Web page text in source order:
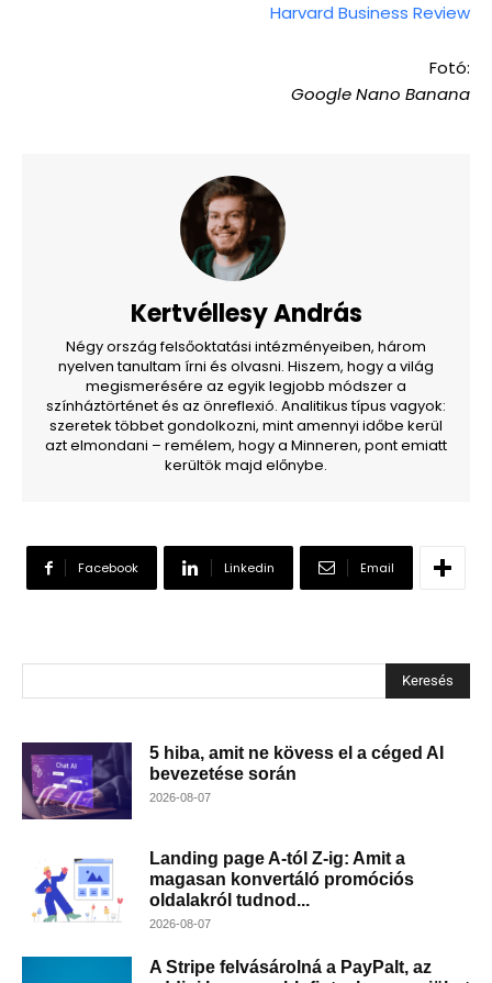
Harvard Business Review
Fotó:
Google Nano Banana
Kertvéllesy András
Négy ország felsőoktatási intézményeiben, három
nyelven tanultam írni és olvasni. Hiszem, hogy a világ
megismerésére az egyik legjobb módszer a
színháztörténet és az önreflexió. Analitikus típus vagyok:
szeretek többet gondolkozni, mint amennyi időbe kerül
azt elmondani – remélem, hogy a Minneren, pont emiatt
kerültök majd előnybe.
Facebook Linkedin Email
Keresés
5 hiba, amit ne kövess el a céged AI
bevezetése során
2026-08-07
Landing page A-tól Z-ig: Amit a
magasan konvertáló promóciós
oldalakról tudnod...
2026-08-07
A Stripe felvásárolná a PayPalt, az